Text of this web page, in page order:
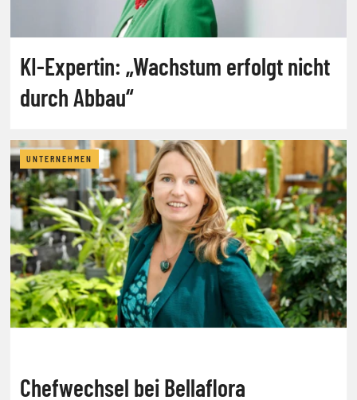
KI-Expertin: „Wachstum erfolgt nicht
durch Abbau“
UNTERNEHMEN
Chefwechsel bei Bellaflora